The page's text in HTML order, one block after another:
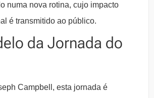
numa nova rotina, cujo impacto
é transmitido ao público.
da Jornada do
Campbell, esta jornada é